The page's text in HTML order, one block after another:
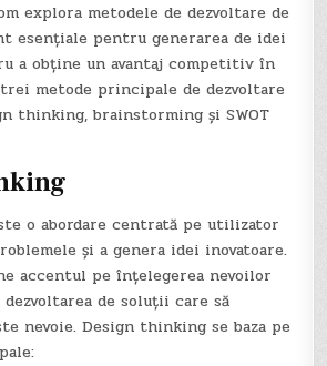
explora metodele de dezvoltare de
esențiale pentru generarea de idei
a obține un avantaj competitiv în
trei metode principale de dezvoltare
thinking, brainstorming și SWOT
o abordare centrată pe utilizator
și a genera idei inovatoare.
accentul pe înțelegerea nevoilor
de soluții care să
nevoie. Design thinking se baza pe